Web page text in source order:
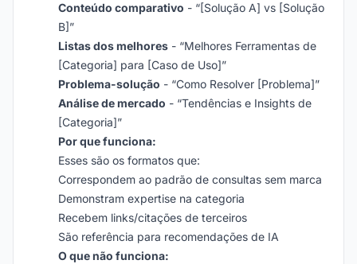
Conteúdo comparativo - “[Solução A] vs [Solução
B]”
Listas dos melhores - “Melhores Ferramentas de
[Categoria] para [Caso de Uso]”
Problema-solução - “Como Resolver [Problema]”
Análise de mercado - “Tendências e Insights de
[Categoria]”
Por que funciona:
Esses são os formatos que:
Correspondem ao padrão de consultas sem marca
Demonstram expertise na categoria
Recebem links/citações de terceiros
São referência para recomendações de IA
O que não funciona: